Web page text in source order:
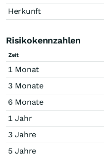
Herkunft
Risikokennzahlen
Zeit
1 Monat
3 Monate
6 Monate
1 Jahr
3 Jahre
5 Jahre